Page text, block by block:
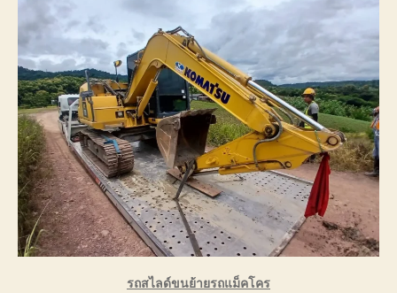
รถสไลด์ขนย้ายรถแม็คโคร